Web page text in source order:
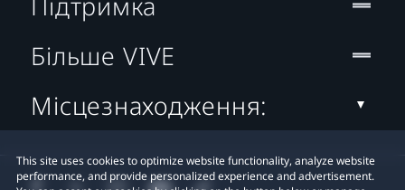
This site uses cookies to optimize website functionality, analyze website
performance, and provide personalized experience and advertisement.
Більше VIVE
Місцезнаходження: